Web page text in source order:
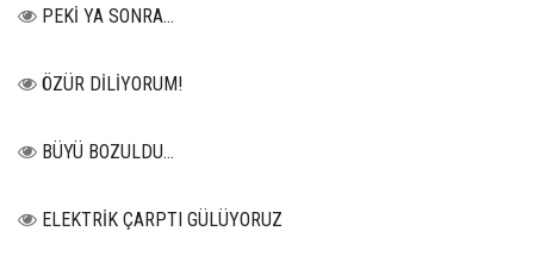
PEKİ YA SONRA…
ÖZÜR DİLİYORUM!
BÜYÜ BOZULDU…
ELEKTRİK ÇARPTI GÜLÜYORUZ